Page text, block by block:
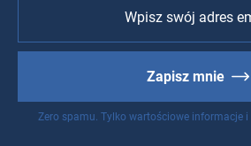
Zapisz mnie
Zero spamu. Tylko wartościowe informacje